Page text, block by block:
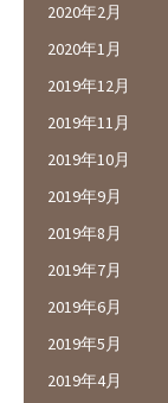
2020年2月
2020年1月
2019年12月
2019年11月
2019年10月
2019年9月
2019年8月
2019年7月
2019年6月
2019年5月
2019年4月